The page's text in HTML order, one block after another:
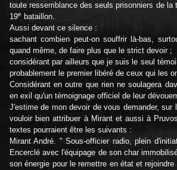
toute ressemblance des seuls prisonniers de la
19e
bataillon.
Aussi devant ce silence :
sachant combien peut-on souffrir là-bas,
quand même, de faire plus que le strict devoir ;
considérant par ailleurs que je suis le seul
probablement le premier libéré de ceux qui les
Considérant en outre que rien ne soulagera
en exil qu'un témoignage officiel de leur
J'estime de mon devoir de vous demander, sur
vouloir bien attribuer à Mirant et aussi à
textes pourraient être les suivants :
Mirant André. " Sous-officier radio, plein
Encerclé avec l'équipage de son char
son énergie pour le remettre en état et